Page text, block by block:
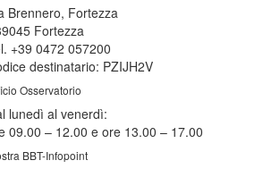
Brennero, Fortezza
Fortezza
+39 0472 057200
destinatario: PZIJH2V
Osservatorio
lunedì al venerdì:
09.00 – 12.00 e ore 13.00 – 17.00
BBT-Infopoint